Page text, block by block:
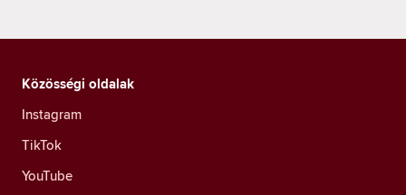
Közösségi oldalak
Instagram
TikTok
YouTube